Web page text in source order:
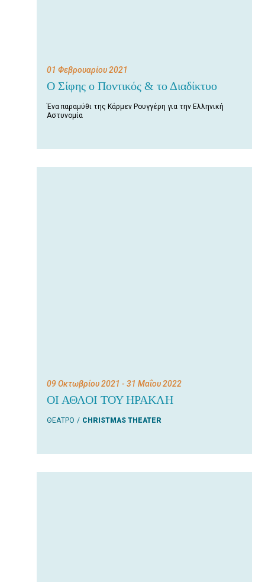
01 Φεβρουαρίου 2021
Ο Σίφης ο Ποντικός & το Διαδίκτυο
Ένα παραμύθι της Κάρμεν Ρουγγέρη για την Ελληνική
Αστυνομία
09 Οκτωβρίου 2021 - 31 Μαΐου 2022
ΟΙ ΑΘΛΟΙ ΤΟΥ ΗΡΑΚΛΗ
ΘΕΑΤΡΟ CHRISTMAS THEATER